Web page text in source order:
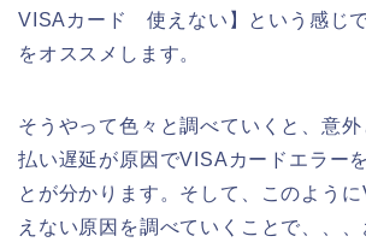
VISAカード 使えない】という感じ
をオススメします。
そうやって色々と調べていくと、意
払い遅延が原因でVISAカードエラー
とが分かります。そして、このよう
えない原因を調べていくことで、、